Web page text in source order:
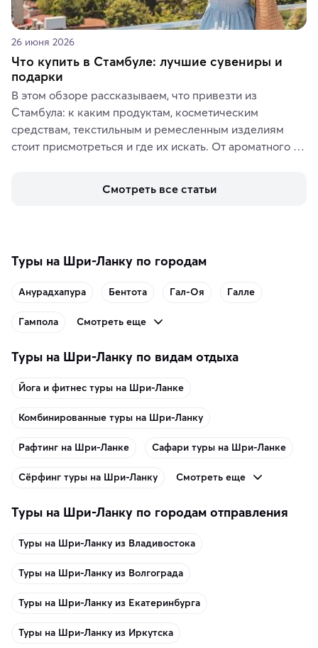
26 июня 2026
Что купить в Стамбуле: лучшие сувениры и
подарки
В этом обзоре рассказываем, что привезти из
Стамбула: к каким продуктам, косметическим
средствам, текстильным и ремесленным изделиям
стоит присмотреться и где их искать. От ароматного
аутентичных лавках — в подарок близким или себе на
Смотреть все статьи
Туры на Шри-Ланку по городам
Анурадхапура Бентота Гал-Оя Галле
Гампола Смотреть еще
Туры на Шри-Ланку по видам отдыха
Йога и фитнес туры на Шри-Ланке
Комбинированные туры на Шри-Ланку
Рафтинг на Шри-Ланке Сафари туры на Шри-Ланке
Сёрфинг туры на Шри-Ланку Смотреть еще
Туры на Шри-Ланку по городам отправления
Туры на Шри-Ланку из Владивостока
Туры на Шри-Ланку из Волгограда
Туры на Шри-Ланку из Екатеринбурга
Туры на Шри-Ланку из Иркутска